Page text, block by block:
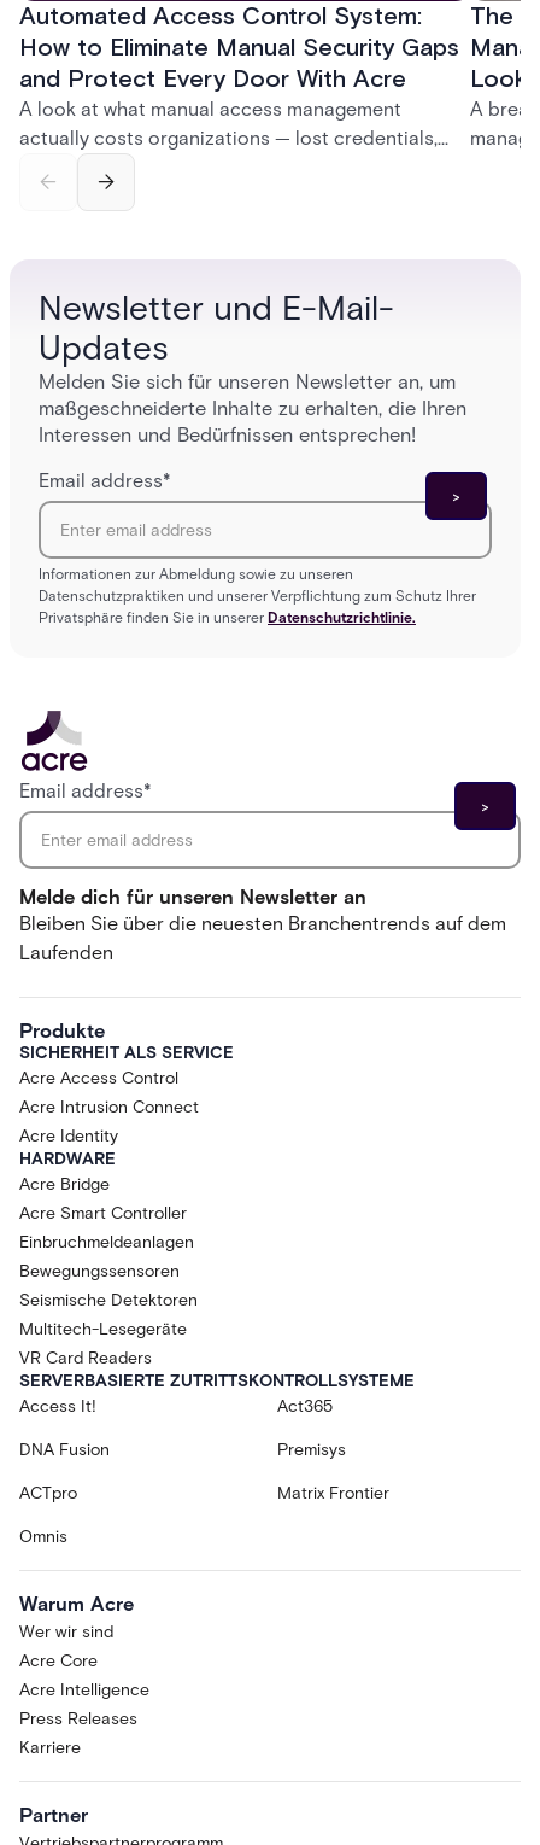
Automated Access Control System:
How to Eliminate Manual Security Gaps
and Protect Every Door With Acre
A look at what manual access management
actually costs organizations — lost credentials,
— and how Acre's automated access control
The
Look
A
Newsletter und E-Mail-
Updates
Melden Sie sich für unseren Newsletter an, um
maßgeschneiderte Inhalte zu erhalten, die Ihren
Interessen und Bedürfnissen entsprechen!
Email address*
Informationen zur Abmeldung sowie zu unseren
Datenschutzpraktiken und unserer Verpflichtung zum Schutz Ihrer
Privatsphäre finden Sie in unserer Datenschutzrichtlinie.
Melde dich für unseren Newsletter an
Bleiben Sie über die neuesten Branchentrends auf dem
Laufenden
Email address*
Produkte
SICHERHEIT ALS SERVICE
Acre Access Control
Acre Intrusion Connect
Acre Identity
HARDWARE
Acre Bridge
Acre Smart Controller
Einbruchmeldeanlagen
Bewegungssensoren
Seismische Detektoren
Multitech-Lesegeräte
VR Card Readers
SERVERBASIERTE ZUTRITTSKONTROLLSYSTEME
Access It!
Act365
DNA Fusion Premisys
ACTpro Matrix Frontier
Omnis
Warum Acre
Wer wir sind
Acre Core
Acre Intelligence
Press Releases
Karriere
Partner